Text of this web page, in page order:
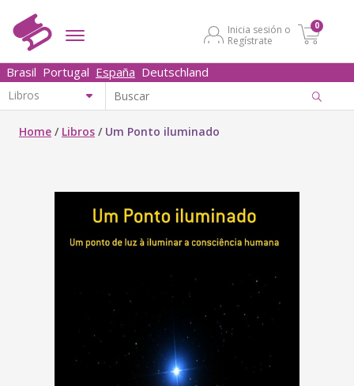
Inicia sesión o
Regístrate
0
Brasil Portugal España Deutschland
Home / Libros / Um Ponto iluminado